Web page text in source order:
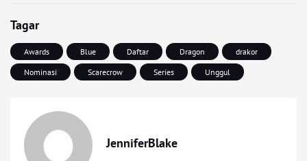
Tagar
Awards Blue Daftar Dragon
drakor
Nominasi
Scarecrow Series Unggul
JenniferBlake